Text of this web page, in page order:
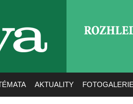
AKTUALITY